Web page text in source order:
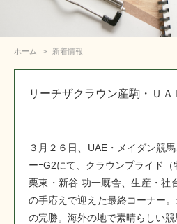
ホーム 新着情報
リーチザクラウン産駒・ＵＡ
３月２６日、UAE・メイダン競
ーｰG2にて、クラウンプライド（
栗東・新谷 功一厩舎、生産・社
の手応えで迎えた最終コーナー
の完勝。海外の地で素晴らしい競